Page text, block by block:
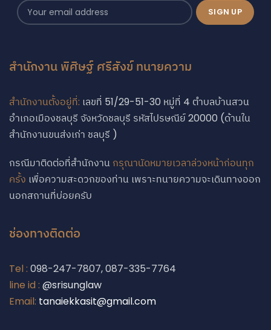
สำนักงาน พิศิษฐ์ ศรีสังข์ ทนายความ
สำนักงานตั้งอยู่ที่: เลขที่ 51/29-51-30 หมู่ที่ 4 ตำบลบ้านสวน
อำเภอเมืองชลบุรี จังหวัดชลบุรี รหัสไปรษณีย์ 20000 (ด้านใน
สำนักงานขนส่งเก่า ชลบุรี )
กรณีมาติดต่อที่สำนักงาน กรุณานัดหมายเวลาล่วงหน้าก่อนทุก
ครั้ง เพื่อความสะดวกของท่าน เพราะทนายความจะเดินทางออก
นอกสถานที่บ่อยครับ
ช่องทางติดต่อ
Tel : 098-247-7807, 087-335-7764
line id : @srisunglaw
Email: tanaiekkasit@gmail.com